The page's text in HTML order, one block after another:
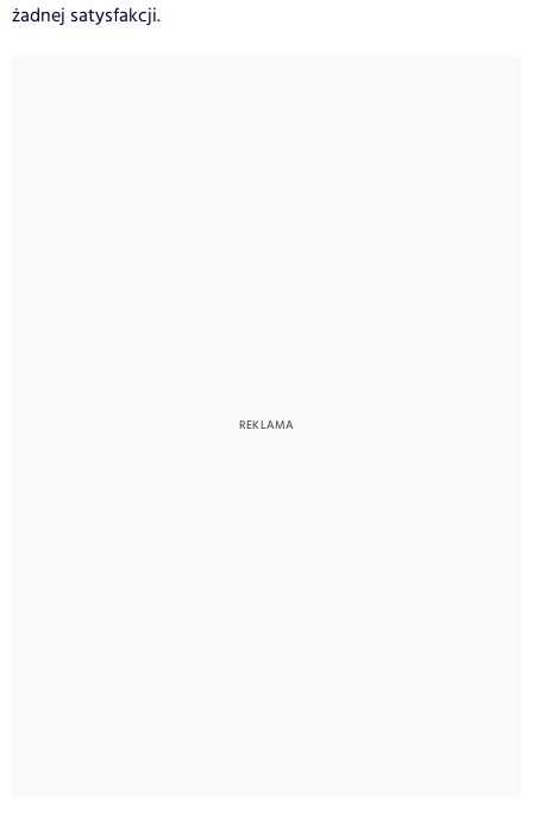
żadnej satysfakcji.